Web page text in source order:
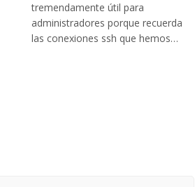
tremendamente útil para
administradores porque recuerda
las conexiones ssh que hemos…